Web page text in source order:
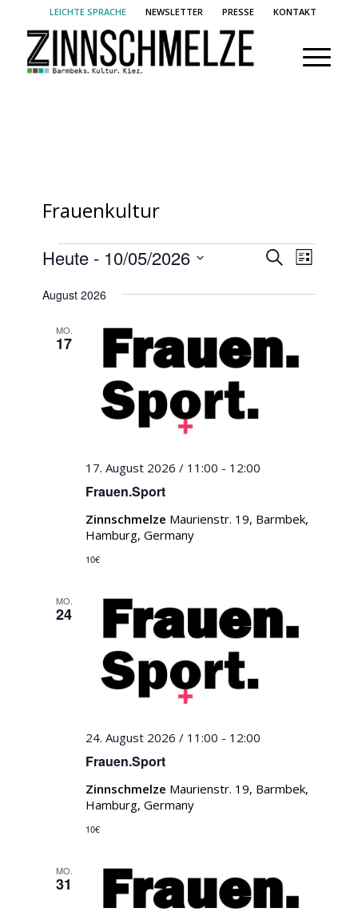
LEICHTE SPRACHE NEWSLETTER PRESSE KONTAKT
Frauenkultur
Veranstaltungen
und
SucheListe
Heute - 10/05/2026
wählen.
August 2026
MO.
17
Frauen.Sport
17. August 2026 / 11:00 - 12:00
Zinnschmelze Maurienstr. 19, Barmbek,
Hamburg, Germany
10€
MO.
24
Frauen.Sport
24. August 2026 / 11:00 - 12:00
Zinnschmelze Maurienstr. 19, Barmbek,
Hamburg, Germany
10€
MO.
31